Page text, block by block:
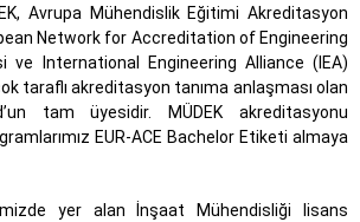
Avrupa Mühendislik Eğitimi Akreditasyon
Network for Accreditation of Engineering
ve International Engineering Alliance (IEA)
taraflı akreditasyon tanıma anlaşması olan
tam üyesidir. MÜDEK akreditasyonu
EUR-ACE Bachelor Etiketi almaya
yer alan İnşaat Mühendisliği lisans